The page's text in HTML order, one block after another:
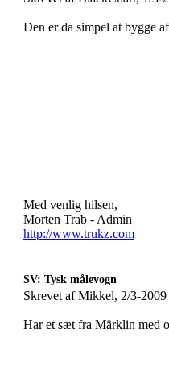
Den er da simpel at bygge
Med venlig hilsen,
Morten Trab - Admin
http://www.trukz.com
SV: Tysk målevogn
Skrevet af Mikkel, 2/3-
Har et sæt fra Märklin med